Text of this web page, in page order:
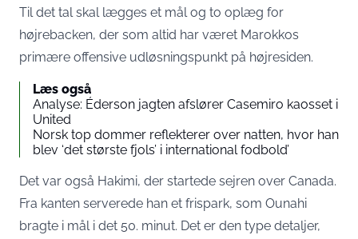
Til det tal skal lægges et mål og to oplæg for
højrebacken, der som altid har været Marokkos
primære offensive udløsningspunkt på højresiden.
Læs også
Analyse: Éderson jagten afslører Casemiro kaosset i
United
Norsk top dommer reflekterer over natten, hvor han
blev ‘det største fjols’ i international fodbold’
Det var også Hakimi, der startede sejren over Canada.
Fra kanten serverede han et frispark, som Ounahi
bragte i mål i det 50. minut. Det er den type detaljer,